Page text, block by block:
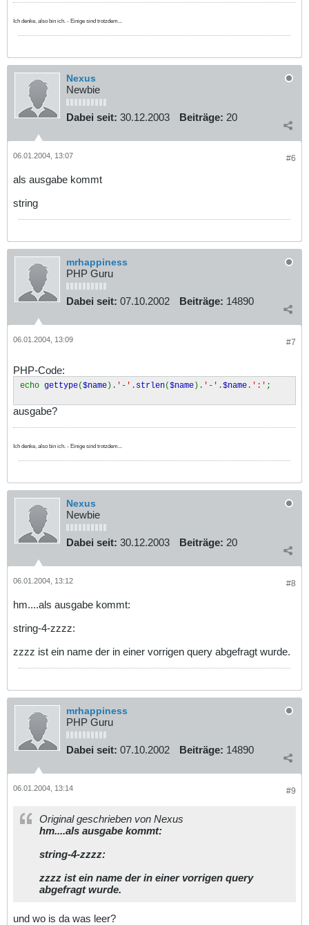
Ich denke, also bin ich. - Einige sind trotzdem...
Nexus
Newbie
Dabei seit: 30.12.2003 Beiträge: 20
#6
06.01.2004, 13:07
als ausgabe kommt
string
mrhappiness
PHP Guru
Dabei seit: 07.10.2002 Beiträge: 14890
#7
06.01.2004, 13:09
PHP-Code:
echo gettype($name). '-' . strlen($name). '-' .$name . ':' ;
ausgabe?
Ich denke, also bin ich. - Einige sind trotzdem...
Nexus
Newbie
Dabei seit: 30.12.2003 Beiträge: 20
#8
06.01.2004, 13:12
hm....als ausgabe kommt:
string-4-zzzz:
zzzz ist ein name der in einer vorrigen query abgefragt wurde.
mrhappiness
PHP Guru
Dabei seit: 07.10.2002 Beiträge: 14890
#9
06.01.2004, 13:14
Original geschrieben von Nexus
hm....als ausgabe kommt:
string-4-zzzz:
zzzz ist ein name der in einer vorrigen query
abgefragt wurde.
und wo is da was leer?